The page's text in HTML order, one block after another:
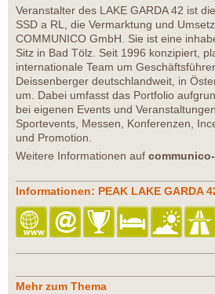
Veranstalter des LAKE GARDA 42 ist
SSD a RL, die Vermarktung und
COMMUNICO GmbH. Sie ist eine
Sitz in Bad Tölz. Seit 1996 konzipiert,
internationale Team um
Deissenberger deutschlandweit, in
um. Dabei umfasst das Portfolio
bei eigenen Events und
Sportevents, Messen, Konferenzen,
und Promotion.
Weitere Informationen auf
Informationen: PEAK LAKE GARDA
Mehr zum Thema